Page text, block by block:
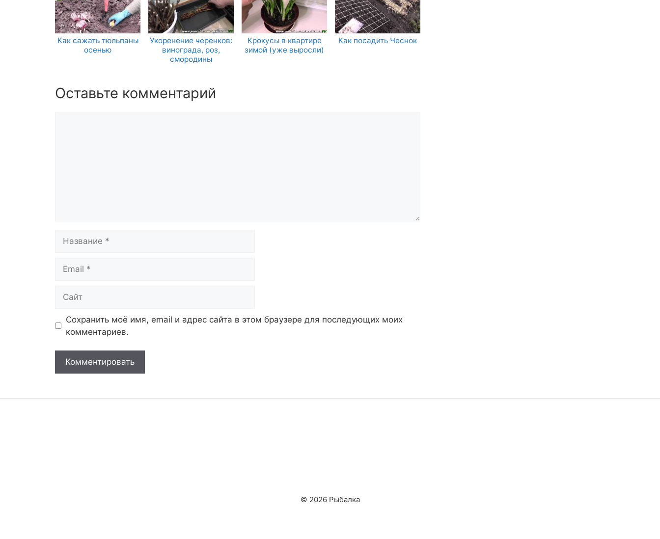
Как сажать тюльпаны
осенью
Укоренение черенков:
винограда, роз,
смородины
Крокусы в квартире
зимой (уже выросли)
Как посадить Чеснок
Оставьте комментарий
Сохранить моё имя, email и адрес сайта в этом браузере для последующих моих
комментариев.
© 2026 Рыбалка